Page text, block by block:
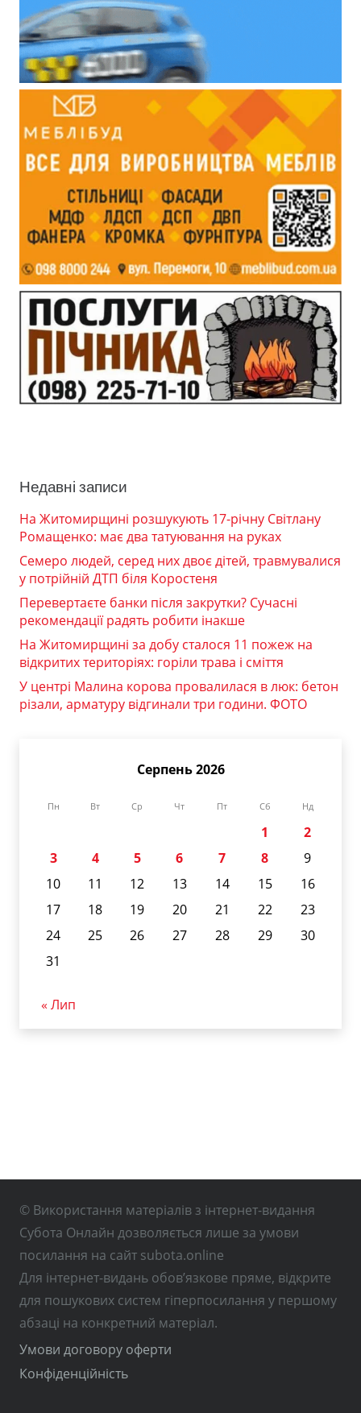
Недавні записи
На Житомирщині розшукують 17-річну Світлану
Ромащенко: має два татуювання на руках
Семеро людей, серед них двоє дітей, травмувалися
у потрійній ДТП біля Коростеня
Перевертаєте банки після закрутки? Сучасні
рекомендації радять робити інакше
На Житомирщині за добу сталося 11 пожеж на
відкритих територіях: горіли трава і сміття
У центрі Малина корова провалилася в люк: бетон
різали, арматуру відгинали три години. ФОТО
Серпень 2026
Пн Вт Ср Чт Пт Сб Нд
1
2
3
4 5 6 7 8
9
10
11 12 13 14 15
16
17
18 19 20 21 22
23
24
25 26 27 28 29
30
31
« Лип
© Використання матеріалів з інтернет-видання
Субота Онлайн дозволяється лише за умови
посилання на сайт subota.online
Для інтернет-видань обов’язкове пряме, відкрите
для пошукових систем гіперпосилання у першому
абзаці на конкретний матеріал.
Умови договору оферти
Конфіденційність